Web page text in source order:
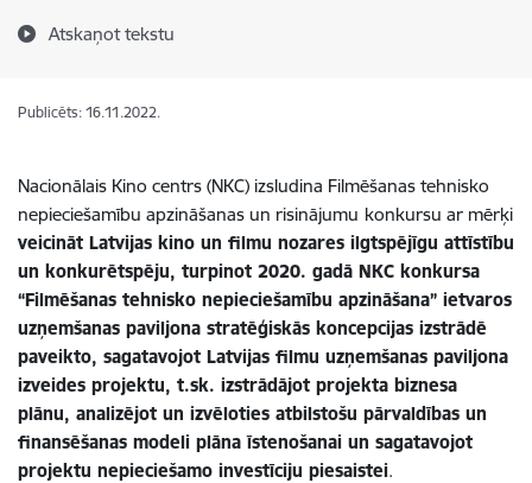
Atskaņot tekstu
Publicēts: 16.11.2022.
Nacionālais Kino centrs (NKC) izsludina Filmēšanas tehnisko
nepieciešamību apzināšanas un risinājumu konkursu ar mērķi
veicināt Latvijas kino un filmu nozares ilgtspējīgu attīstību
un konkurētspēju, turpinot 2020. gadā NKC konkursa
“Filmēšanas tehnisko nepieciešamību apzināšana” ietvaros
uzņemšanas paviljona stratēģiskās koncepcijas izstrādē
paveikto, sagatavojot Latvijas filmu uzņemšanas paviljona
izveides projektu, t.sk. izstrādājot projekta biznesa
plānu, analizējot un izvēloties atbilstošu pārvaldības un
finansēšanas modeli plāna īstenošanai un sagatavojot
projektu nepieciešamo investīciju piesaistei.